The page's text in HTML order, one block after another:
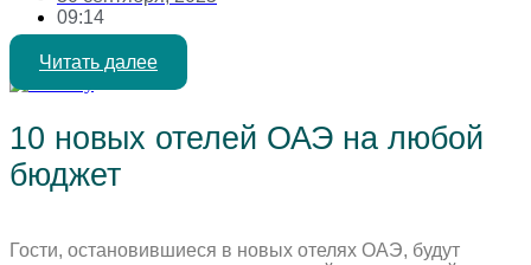
Турции остаётся стабильным — такая услуга пользуется
постоянным интересом. При этом с каждым годом […]
09:14
Читать далее
10 новых отелей ОАЭ на любой
бюджет
Гости, остановившиеся в новых отелях ОАЭ, будут